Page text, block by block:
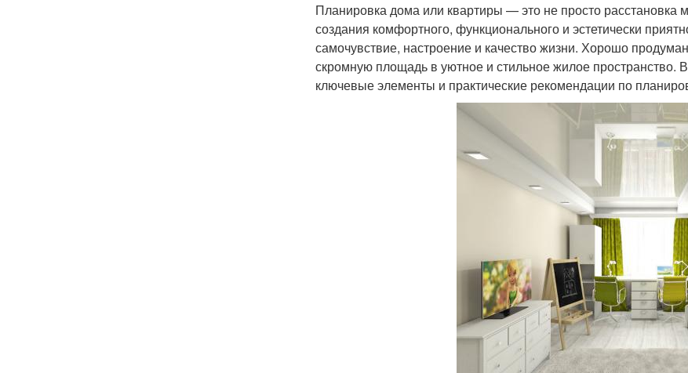
Планировка дома или квартиры — это не просто расстановка
создания комфортного, функционального и эстетически
самочувствие, настроение и качество жизни. Хорошо
скромную площадь в уютное и стильное жилое
ключевые элементы и практические рекомендации по